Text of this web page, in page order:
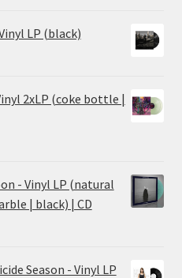
LP (black)
2xLP (coke bottle |
- Vinyl LP (natural
| black) | CD
Season - Vinyl LP